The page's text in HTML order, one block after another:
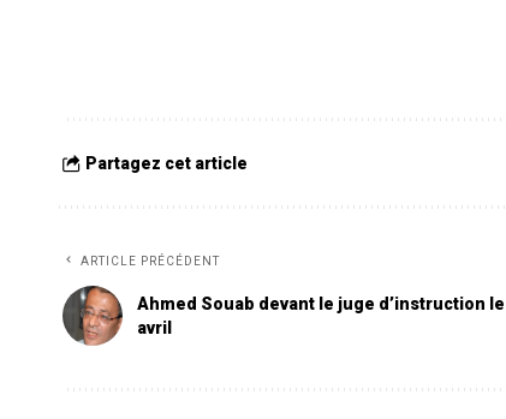
Partagez cet article
ARTICLE PRÉCÉDENT
Ahmed Souab devant le juge d’instruction le
avril